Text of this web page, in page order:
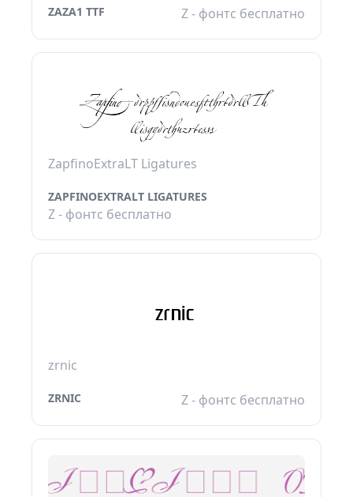
ZAZA1 TTF Z - фонтс бесплатно
ZapfinoExtraLT Ligatures
ZAPFINOEXTRALT LIGATURES
Z - фонтс бесплатно
zrnic
ZRNIC Z - фонтс бесплатно